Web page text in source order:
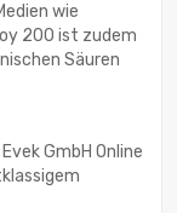
wie
200 ist zudem
Säuren
GmbH Online